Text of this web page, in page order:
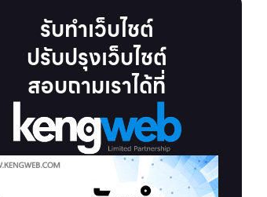
รับทำเว็บไชต์
ปรับปรุงเว็บไชต์
สอบถามเราได้ที่